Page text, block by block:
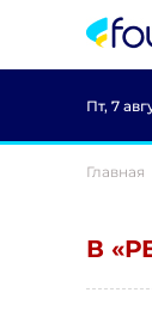
Пт, 7
Главная
В